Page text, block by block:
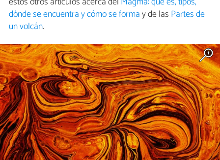
dónde se encuentra y cómo se formay de las Partes de
un volcán.